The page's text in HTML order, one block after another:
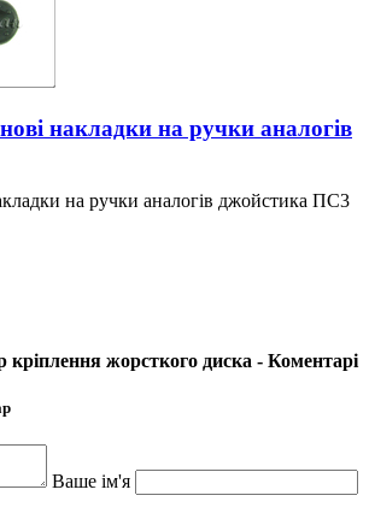
накладки на ручки аналогів
на ручки аналогів джойстика ПС3
кріплення жорсткого диска - Коментарі
Ваше ім'я